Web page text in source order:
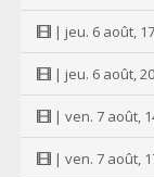
| jeu. 6 août,
| jeu. 6 août,
| ven. 7 août,
| ven. 7 août,